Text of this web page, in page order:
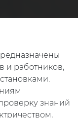
и работников,
знаний